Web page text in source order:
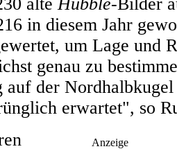
in diesem Jahr
um Lage und
genau zu
auf der Nordhalbkugel
erwartet", so
Anzeige